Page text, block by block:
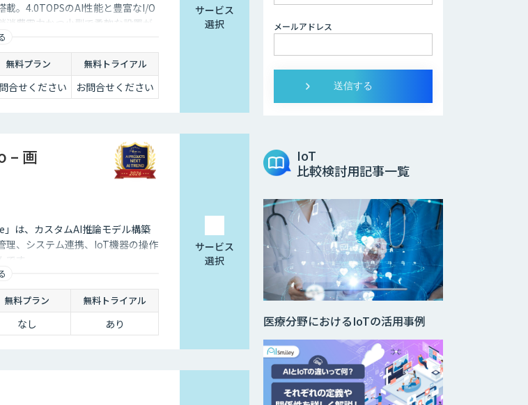
。4.0TOPSのAI性能と豊富なI/O
消費電力かつ小型で柔軟な設置が
無料プラン 無料トライアル
合せください お問合せください
サービス
選択
– 画
は、カスタムAI推論モデル構築
理、システム連携、IoT機器の操作
す。
無料プラン 無料トライアル
なし あり
サービス
選択
メールアドレス
IoT
比較検討用記事一覧
医療分野におけるIoTの活用事例